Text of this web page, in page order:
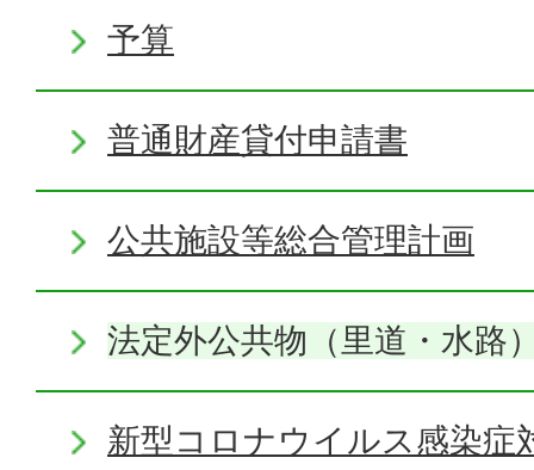
予算
普通財産貸付申請書
公共施設等総合管理計画
法定外公共物（里道・水路
新型コロナウイルス感染症